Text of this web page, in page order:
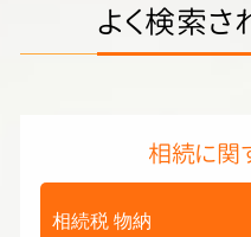
よく検索さ
相続に関
相続税 物納